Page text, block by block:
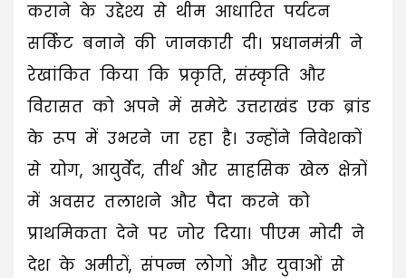
कराने के उद्देश्य से थीम आधारित पर्यटन
सर्किट बनाने की जानकारी दी। प्रधानमंत्री ने
रेखांकित किया कि प्रकृति, संस्कृति और
विरासत को अपने में समेटे उत्तराखंड एक ब्रांड
के रूप में उभरने जा रहा है। उन्होंने निवेशकों
से योग, आयुर्वेद, तीर्थ और साहसिक खेल क्षेत्रों
में अवसर तलाशने और पैदा करने को
प्राथमिकता देने पर जोर दिया। पीएम मोदी ने
देश के अमीरों, संपन्न लोगों और युवाओं से